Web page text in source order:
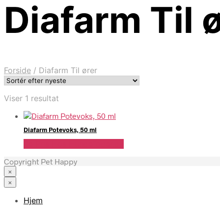
Diafarm Til
Forside / Diafarm Til ører
Viser 1 resultat
Diafarm Potevoks, 50 ml
Copyright Pet Happy
×
×
Hjem